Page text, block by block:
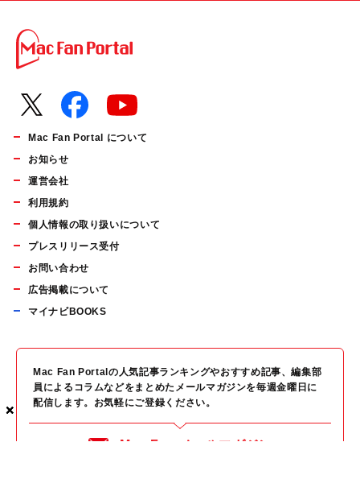
×
×
×
Mac Fan Portal について
お知らせ
運営会社
利用規約
個人情報の取り扱いについて
プレスリリース受付
お問い合わせ
広告掲載について
マイナビBOOKS
Mac Fan Portalの人気記事ランキングやおすすめ記事、編集部
員によるコラムなどをまとめたメールマガジンを毎週金曜日に
配信します。お気軽にご登録ください。
Mac Fan メールマガジン